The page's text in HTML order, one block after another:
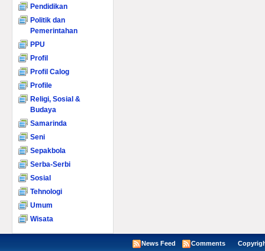
Pendidikan
Politik dan
Pemerintahan
PPU
Profil
Profil Calog
Profile
Religi, Sosial &
Budaya
Samarinda
Seni
Sepakbola
Serba-Serbi
Sosial
Tehnologi
Umum
Wisata
News Feed Comments Copyright